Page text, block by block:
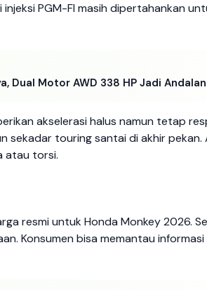
PGM-FI masih dipertahankan
Dual Motor AWD 338 HP Jadi Andalan
akselerasi halus namun tetap
sekadar touring santai di akhir pekan.
atau torsi.
resmi untuk Honda Monkey 2026.
Konsumen bisa memantau